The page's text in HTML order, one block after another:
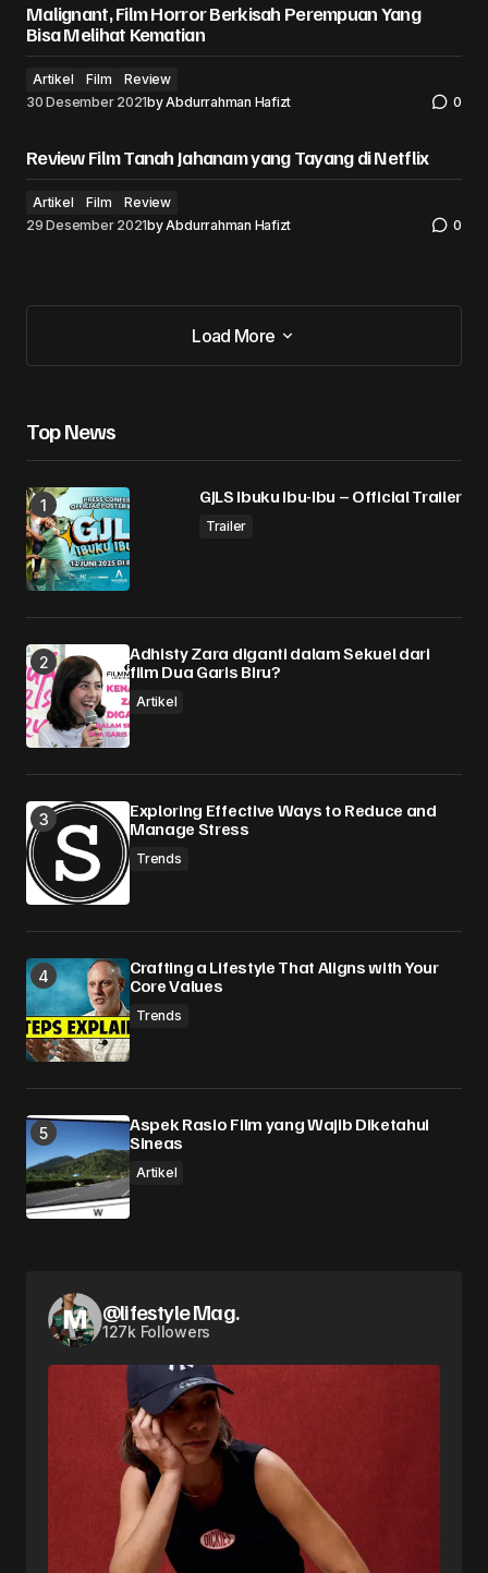
Malignant, Film Horror Berkisah Perempuan Yang
Bisa Melihat Kematian
Artikel Film
Review
30 Desember 2021byAbdurrahman Hafizt 0
Review Film Tanah Jahanam yang Tayang di Netflix
Artikel Film
Review
29 Desember 2021byAbdurrahman Hafizt 0
Load More
Load More
Top News
GJLS Ibuku Ibu-Ibu – Official Trailer
Trailer
Adhisty Zara diganti dalam Sekuel dari
film Dua Garis Biru?
Artikel
Exploring Effective Ways to Reduce and
Manage Stress
Trends
Crafting a Lifestyle That Aligns with Your
Core Values
Trends
Aspek Rasio Film yang Wajib Diketahui
Sineas
Artikel
@lifestyle Mag.
127k Followers